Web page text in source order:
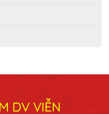
DV VIỄN